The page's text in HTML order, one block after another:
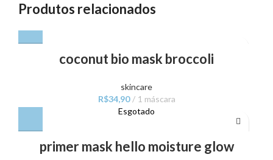
Produtos relacionados
coconut bio mask broccoli
skincare
R$34,90
1 máscara
Esgotado
primer mask hello moisture glow